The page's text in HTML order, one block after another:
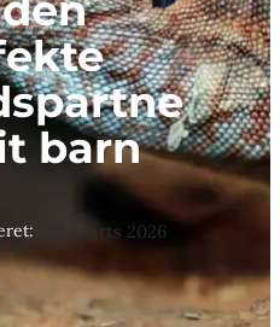
barn
13. marts 2026